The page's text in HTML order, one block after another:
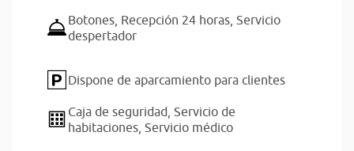
Botones, Recepción 24 horas, Servicio
despertador
Dispone de aparcamiento para clientes
Caja de seguridad, Servicio de
habitaciones, Servicio médico